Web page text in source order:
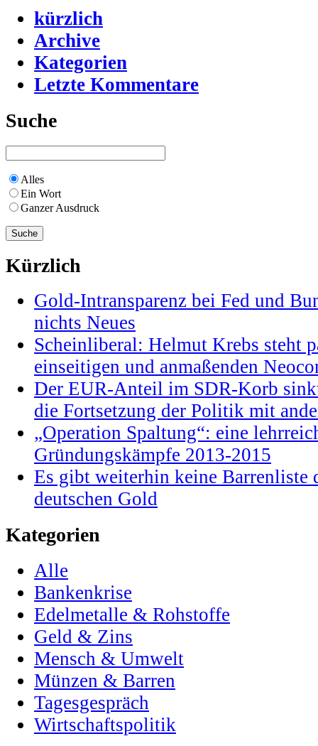
kürzlich
Archive
Kategorien
Letzte Kommentare
Suche
Alles
Ein Wort
Ganzer Ausdruck
Kürzlich
Gold-Intransparenz bei Fed und
nichts Neues
Scheinliberal: Helmut Krebs steht
einseitigen und anmaßenden
Der EUR-Anteil im SDR-Korb
die Fortsetzung der Politik mit
„Operation Spaltung“: eine
Gründungskämpfe 2013-2015
Es gibt weiterhin keine Barrenliste
deutschen Gold
Kategorien
Alle
Bankenkrise
Edelmetalle & Rohstoffe
Geld & Zins
Mensch & Umwelt
Münzen & Barren
Tagesgespräch
Wirtschaftspolitik